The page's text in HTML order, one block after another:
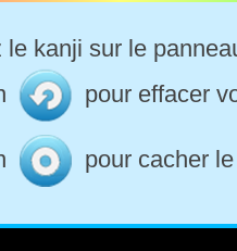
le kanji sur le
pour effacer
pour cacher